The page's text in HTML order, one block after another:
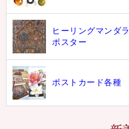
ヒーリングマンダラ
ポスター
ポストカード各種